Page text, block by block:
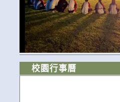
校園行事曆